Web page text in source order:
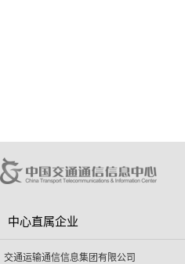
中心直属企业
交通运输通信信息集团有限公司